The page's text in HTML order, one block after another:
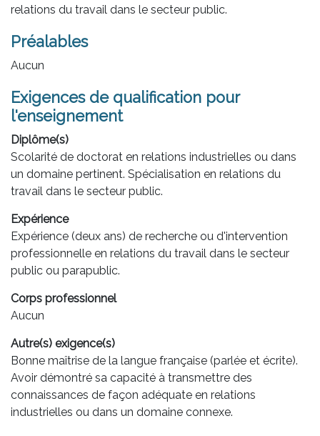
relations du travail dans le secteur public.
Préalables
Aucun
Exigences de qualification pour
l'enseignement
Diplôme(s)
Scolarité de doctorat en relations industrielles ou dans
un domaine pertinent. Spécialisation en relations du
travail dans le secteur public.
Expérience
Expérience (deux ans) de recherche ou d'intervention
professionnelle en relations du travail dans le secteur
public ou parapublic.
Corps professionnel
Aucun
Autre(s) exigence(s)
Bonne maîtrise de la langue française (parlée et écrite).
Avoir démontré sa capacité à transmettre des
connaissances de façon adéquate en relations
industrielles ou dans un domaine connexe.